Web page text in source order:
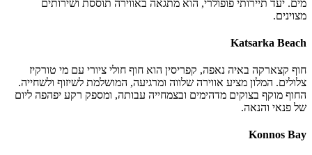
מים. יעד תיירותי פופולרי, הוא מתגאה באווירה תוססת ושירותים
מצוינים.
Katsarka Beach
חוף קצארקה באיה נאפה, קפריסין הוא חוף חולי ציורי עם מי טורקיז
צלולים. המלון מציע אווירה שלווה ומרגיעה, המושלמת לשיזוף ולשחייה.
החוף מוקף בצוקים מדהימים ובצמחייה עבותה, ומספק רקע יפהפה ליום
של פנאי והנאה.
Konnos Bay